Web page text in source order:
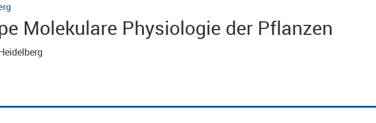
Molekulare Physiologie der Pflanzen